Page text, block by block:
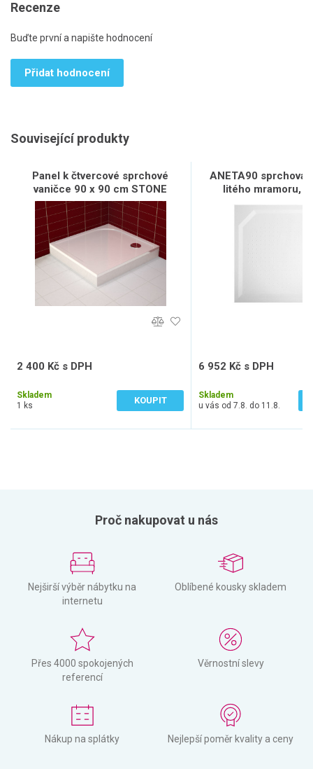
Recenze
Buďte první a napište hodnocení
Přidat hodnocení
Související produkty
Panel k čtvercové sprchové
vaničce 90 x 90 cm STONE
2 400 Kč s DPH
Skladem
1 ks
KOUPIT
ANETA90 sprchová
litého mramoru,
90x90cm,
6 952 Kč s DPH
Skladem
u vás od 7.8. do 11.8.
Proč nakupovat u nás
Nejširší výběr nábytku na
internetu
Oblíbené kousky skladem
Přes 4000 spokojených
referencí
Věrnostní slevy
Nákup na splátky Nejlepší poměr kvality a ceny